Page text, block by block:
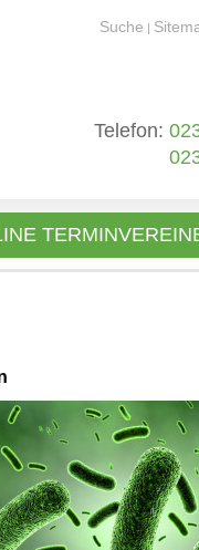
Suche |
Telefon: